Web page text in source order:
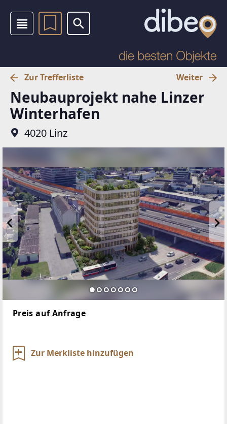
Zur Trefferliste Weiter
Neubauprojekt nahe Linzer
Winterhafen
4020 Linz
Preis auf Anfrage
Zur Merkliste hinzufügen